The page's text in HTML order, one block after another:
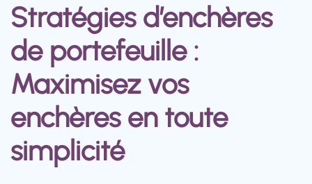
Stratégies d’enchères
de portefeuille :
Maximisez vos
enchères en toute
simplicité